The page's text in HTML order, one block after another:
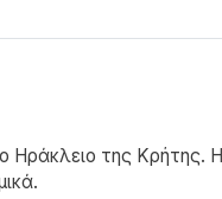
Ηράκλειο της Κρήτης.